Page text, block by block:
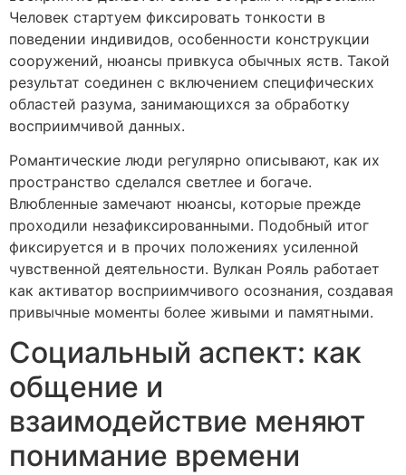
Человек стартуем фиксировать тонкости в
поведении индивидов, особенности конструкции
сооружений, нюансы привкуса обычных яств. Такой
результат соединен с включением специфических
областей разума, занимающихся за обработку
восприимчивой данных.
Романтические люди регулярно описывают, как их
пространство сделался светлее и богаче.
Влюбленные замечают нюансы, которые прежде
проходили незафиксированными. Подобный итог
фиксируется и в прочих положениях усиленной
чувственной деятельности. Вулкан Рояль работает
как активатор восприимчивого осознания, создавая
привычные моменты более живыми и памятными.
Социальный аспект: как
общение и
взаимодействие меняют
понимание времени